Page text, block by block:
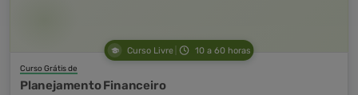
Curso Livre 10 a 60 horas
Curso Grátis de
Planejamento Financeiro